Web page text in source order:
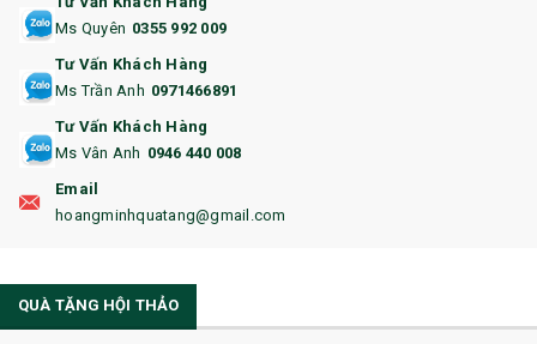
15. BỘ BẤM MÓNG
16. BAO HỘ CHIẾU
18. ẤM CHÉN QUÀ TẶNG
19. ĐỒNG HỒ TREO TƯỜNG
22. ĐỒNG HỒ ĐỂ BÀN
Ms Quyên 0355 992 009
Tư Vấn Khách Hàng
Ms Trần Anh 0971466891
Tư Vấn Khách Hàng
Ms Vân Anh 0946 440 008
Email
hoangminhquatang@gmail.com
QUÀ TẶNG HỘI THẢO